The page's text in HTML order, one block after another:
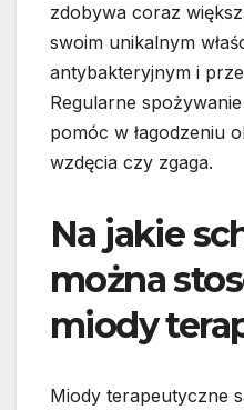
zdobywa coraz
swoim unikalnym
antybakteryjnym i
Regularne
pomóc w łagodzeniu
wzdęcia czy zgaga.
Na jakie
można
miody
Miody terapeutyczne